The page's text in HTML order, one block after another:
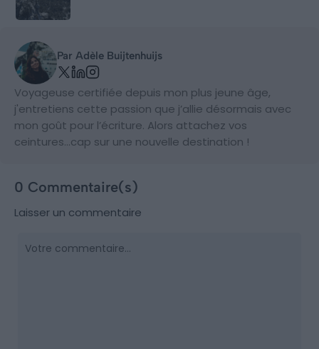
Par Adèle Buijtenhuijs
Voyageuse certifiée depuis mon plus jeune âge,
j'entretiens cette passion que j’allie désormais avec
mon goût pour l’écriture. Alors attachez vos
ceintures…cap sur une nouvelle destination !
0 Commentaire(s)
Laisser un commentaire